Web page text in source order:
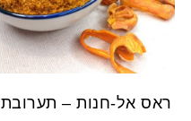
ראס אל-חנות – תערובת